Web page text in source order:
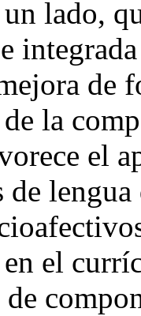
lado,
de
la
el
de
el